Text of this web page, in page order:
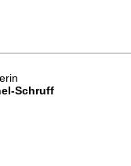
Schruff